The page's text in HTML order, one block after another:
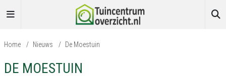
Home / Nieuws / De Moestuin
DE MOESTUIN